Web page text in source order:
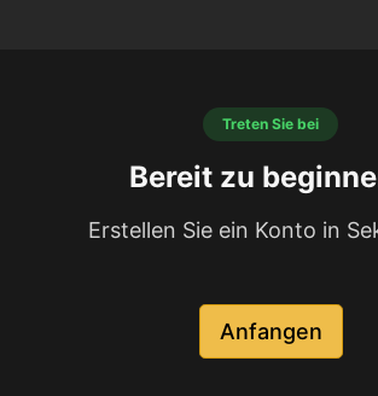
Treten Sie bei
Bereit zu
Erstellen Sie ein Konto in
Anfangen